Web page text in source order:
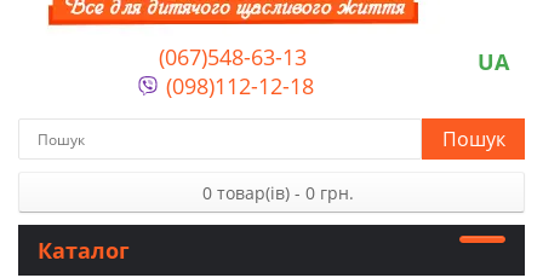
(067)548-63-13
(098)112-12-18
UA
Пошук
0 товар(ів) - 0 грн.
Каталог